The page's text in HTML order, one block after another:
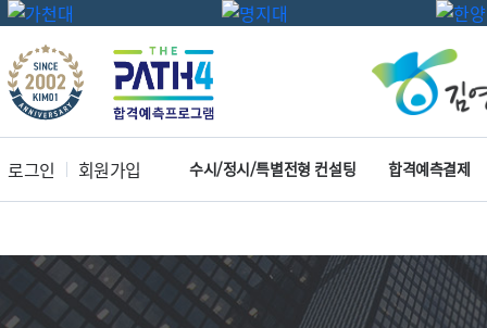
로그인 회원가입 수시/정시/특별전형 컨설팅 합격예측결제